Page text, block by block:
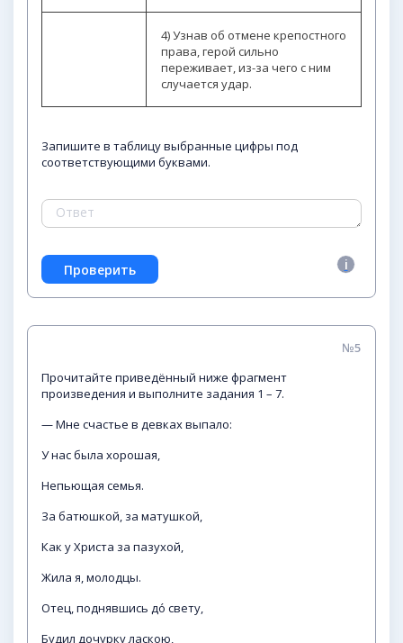
4) Узнав об отмене крепостного
права, герой сильно
переживает, из-за чего с ним
случается удар.
Запишите в таблицу выбранные цифры под
соответствующими буквами.
№5
Прочитайте приведённый ниже фрагмент
произведения и выполните задания 1 – 7.
— Мне счастье в девках выпало:
У нас была хорошая,
Непьющая семья.
За батюшкой, за матушкой,
Как у Христа за пазухой,
Жила я, молодцы.
Отец, поднявшись до́ свету,
Будил дочурку ласкою,